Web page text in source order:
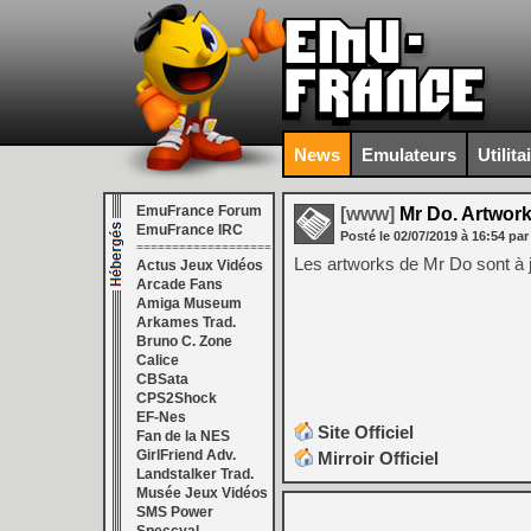
News Emulateurs
EmuFrance Forum
EmuFrance IRC
===================
Actus Jeux Vidéos
Arcade Fans
Amiga Museum
Arkames Trad.
Bruno C. Zone
Calice
CBSata
CPS2Shock
EF-Nes
Fan de la NES
GirlFriend Adv.
Landstalker Trad.
Musée Jeux Vidéos
SMS Power
[www] Mr Do.
Posté le 02/07/2019 à 16:54 par
Les artworks de Mr Do sont à
Site Officiel
Mirroir Officiel